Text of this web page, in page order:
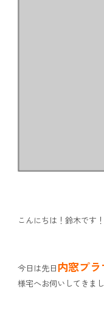
こんにちは！鈴木です！
今日は先日内窓プラ
様宅へお伺いしてきま